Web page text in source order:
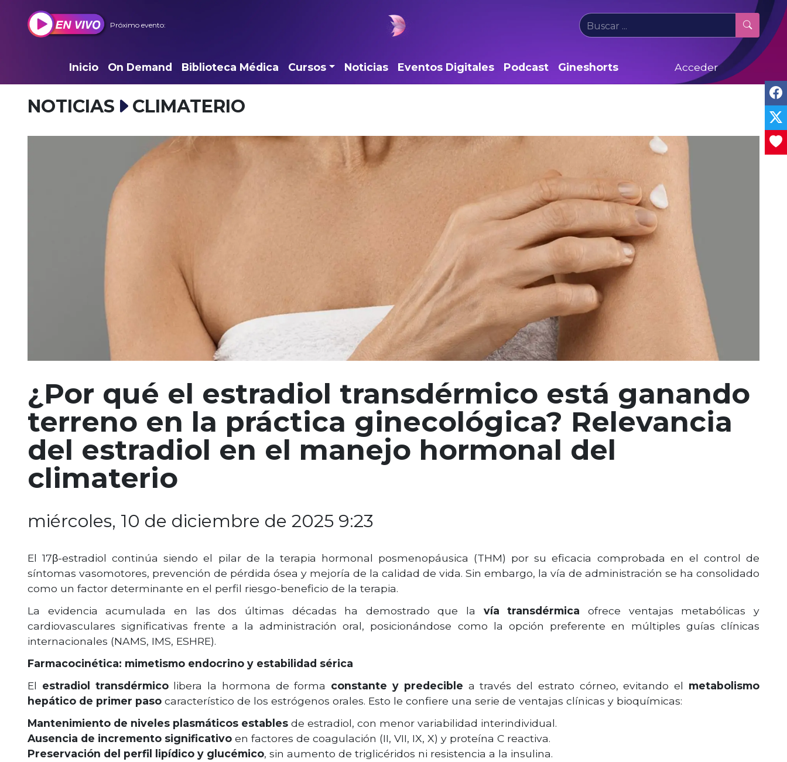
Próximo evento:
Inicio On Demand Biblioteca Médica Cursos Noticias Eventos Digitales Podcast Gineshorts Acceder
NOTICIAS CLIMATERIO
¿Por qué el estradiol transdérmico está ganando
terreno en la práctica ginecológica? Relevancia
del estradiol en el manejo hormonal del
climaterio
miércoles, 10 de diciembre de 2025 9:23
El 17β-estradiol continúa siendo el pilar de la terapia hormonal posmenopáusica (THM) por su eficacia comprobada en el control de
síntomas vasomotores, prevención de pérdida ósea y mejoría de la calidad de vida. Sin embargo, la vía de administración se ha consolidado
como un factor determinante en el perfil riesgo-beneficio de la terapia.
La evidencia acumulada en las dos últimas décadas ha demostrado que la vía transdérmica ofrece ventajas metabólicas y
cardiovasculares significativas frente a la administración oral, posicionándose como la opción preferente en múltiples guías clínicas
internacionales (NAMS, IMS, ESHRE).
Farmacocinética: mimetismo endocrino y estabilidad sérica
El estradiol transdérmicolibera la hormona de forma constante y predecible a través del estrato córneo, evitando el metabolismo
hepático de primer paso característico de los estrógenos orales. Esto le confiere una serie de ventajas clínicas y bioquímicas:
Mantenimiento de niveles plasmáticos estables de estradiol, con menor variabilidad interindividual.
Ausencia de incremento significativo en factores de coagulación (II, VII, IX, X) y proteína C reactiva.
Preservación del perfil lipídico y glucémico, sin aumento de triglicéridos ni resistencia a la insulina.